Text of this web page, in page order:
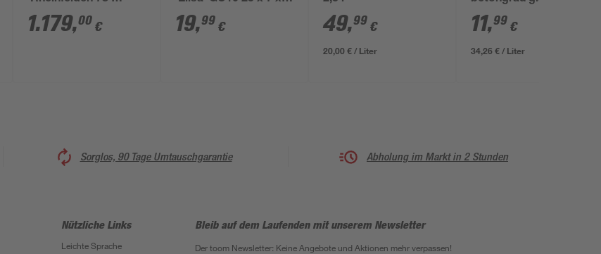
anthrazit 490 x 245 x
226 cm
1.179,00 €
25 cm
19,99 € 49,99 €
20,00 € / Liter
350 ml
11,99 €
34,26 € / Liter
Sorglos, 90 Tage Umtauschgarantie Abholung im Markt in 2 Stunden
Nützliche Links
Leichte Sprache
Bleib auf dem Laufenden mit unserem Newsletter
Der toom Newsletter: Keine Angebote und Aktionen mehr verpassen!